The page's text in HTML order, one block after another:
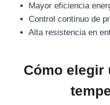
Mayor eficiencia
Control continuo de
Alta resistencia en
Cómo elegir